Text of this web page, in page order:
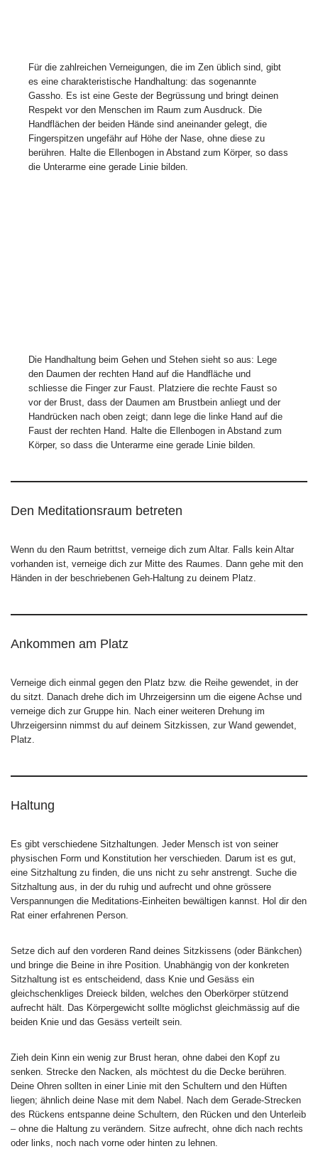
Für die zahlreichen Verneigungen, die im Zen üblich sind, gibt
es eine charakteristische Handhaltung: das sogenannte
Gassho. Es ist eine Geste der Begrüssung und bringt deinen
Respekt vor den Menschen im Raum zum Ausdruck. Die
Handflächen der beiden Hände sind aneinander gelegt, die
Fingerspitzen ungefähr auf Höhe der Nase, ohne diese zu
berühren. Halte die Ellenbogen in Abstand zum Körper, so dass
die Unterarme eine gerade Linie bilden.
Die Handhaltung beim Gehen und Stehen sieht so aus: Lege
den Daumen der rechten Hand auf die Handfläche und
schliesse die Finger zur Faust. Platziere die rechte Faust so
vor der Brust, dass der Daumen am Brustbein anliegt und der
Handrücken nach oben zeigt; dann lege die linke Hand auf die
Faust der rechten Hand. Halte die Ellenbogen in Abstand zum
Körper, so dass die Unterarme eine gerade Linie bilden.
Den Meditationsraum betreten
Wenn du den Raum betrittst, verneige dich zum Altar. Falls kein Altar
vorhanden ist, verneige dich zur Mitte des Raumes. Dann gehe mit den
Händen in der beschriebenen Geh-Haltung zu deinem Platz.
Ankommen am Platz
Verneige dich einmal gegen den Platz bzw. die Reihe gewendet, in der
du sitzt. Danach drehe dich im Uhrzeigersinn um die eigene Achse und
verneige dich zur Gruppe hin. Nach einer weiteren Drehung im
Uhrzeigersinn nimmst du auf deinem Sitzkissen, zur Wand gewendet,
Platz.
Haltung
Es gibt verschiedene Sitzhaltungen. Jeder Mensch ist von seiner
physischen Form und Konstitution her verschieden. Darum ist es gut,
eine Sitzhaltung zu finden, die uns nicht zu sehr anstrengt. Suche die
Sitzhaltung aus, in der du ruhig und aufrecht und ohne grössere
Verspannungen die Meditations-Einheiten bewältigen kannst. Hol dir den
Rat einer erfahrenen Person.
Setze dich auf den vorderen Rand deines Sitzkissens (oder Bänkchen)
und bringe die Beine in ihre Position. Unabhängig von der konkreten
Sitzhaltung ist es entscheidend, dass Knie und Gesäss ein
gleichschenkliges Dreieck bilden, welches den Oberkörper stützend
aufrecht hält. Das Körpergewicht sollte möglichst gleichmässig auf die
beiden Knie und das Gesäss verteilt sein.
Zieh dein Kinn ein wenig zur Brust heran, ohne dabei den Kopf zu
senken. Strecke den Nacken, als möchtest du die Decke berühren.
Deine Ohren sollten in einer Linie mit den Schultern und den Hüften
liegen; ähnlich deine Nase mit dem Nabel. Nach dem Gerade-Strecken
des Rückens entspanne deine Schultern, den Rücken und den Unterleib
– ohne die Haltung zu verändern. Sitze aufrecht, ohne dich nach rechts
oder links, noch nach vorne oder hinten zu lehnen.